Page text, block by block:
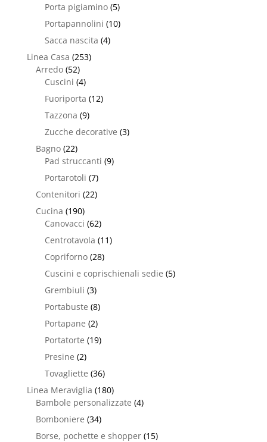
Porta pigiamino (5)
Portapannolini (10)
Sacca nascita (4)
Linea Casa (253)
Arredo (52)
Cuscini (4)
Fuoriporta (12)
Tazzona (9)
Zucche decorative (3)
Bagno (22)
Pad struccanti (9)
Portarotoli (7)
Contenitori (22)
Cucina (190)
Canovacci (62)
Centrotavola (11)
Copriforno (28)
Cuscini e coprischienali sedie (5)
Grembiuli (3)
Portabuste (8)
Portapane (2)
Portatorte (19)
Presine (2)
Tovagliette (36)
Linea Meraviglia (180)
Bambole personalizzate (4)
Bomboniere (34)
Borse, pochette e shopper (15)